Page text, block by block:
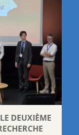
DEUXIÈME